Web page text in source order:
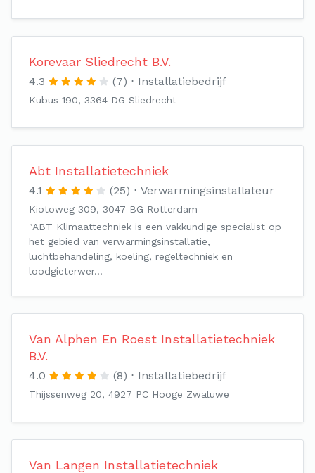
Korevaar Sliedrecht B.V.
4.3 (7) Installatiebedrijf
Kubus 190, 3364 DG Sliedrecht
Abt Installatietechniek
4.1 (25) Verwarmingsinstallateur
Kiotoweg 309, 3047 BG Rotterdam
"ABT Klimaattechniek is een vakkundige specialist op
het gebied van verwarmingsinstallatie,
luchtbehandeling, koeling, regeltechniek en
loodgieterwer…
Van Alphen En Roest Installatietechniek
B.V.
4.0 (8) Installatiebedrijf
Thijssenweg 20, 4927 PC Hooge Zwaluwe
Van Langen Installatietechniek